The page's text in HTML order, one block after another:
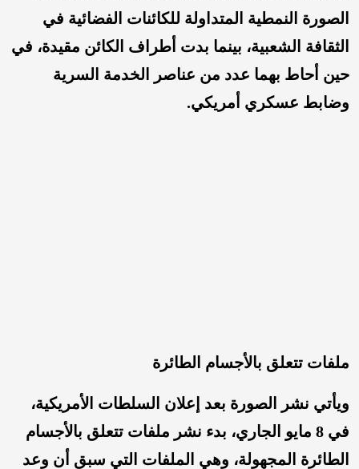
الصورة النمطية المتداولة للكائنات الفضائية في
الثقافة الشعبية، بينما بدت أطراف الكائن مقيدة، في
حين أحاط بهما عدد من عناصر الخدمة السرية
وضابط عسكري أمريكي.
ملفات تتعلق بالأجسام الطائرة
ويأتي نشر الصورة بعد إعلان السلطات الأمريكية،
في 8 مايو الجاري، بدء نشر ملفات تتعلق بالأجسام
الطائرة المجهولة، وهي الملفات التي سبق أن وعد